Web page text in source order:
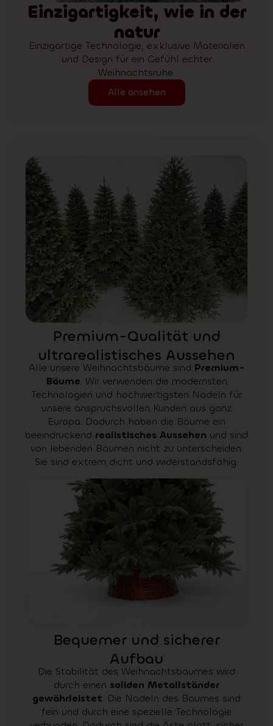
Einzigartigkeit, wie in der
natur
Einzigartige Technologie, exklusive Materialien
und Design für ein Gefühl echter
Weihnachtsruhe.
Alle ansehen
Premium-Qualität und
ultrarealistisches Aussehen
Alle unsere Weihnachtsbäume sind Premium-
Bäume. Wir verwenden die modernsten
Technologien und hochwertigsten Nadeln für
unsere anspruchsvollen Kunden aus ganz
Europa. Dadurch haben die Bäume ein
beeindruckend realistisches Aussehen und sind
von lebenden Bäumen nicht zu unterscheiden.
Sie sind extrem dicht und widerstandsfähig.
Bequemer und sicherer
Aufbau
Die Stabilität des Weihnachtsbaumes wird
durch einen soliden Metallständer
gewährleistet. Die Nadeln des Baumes sind
fein und durch eine spezielle Technologie